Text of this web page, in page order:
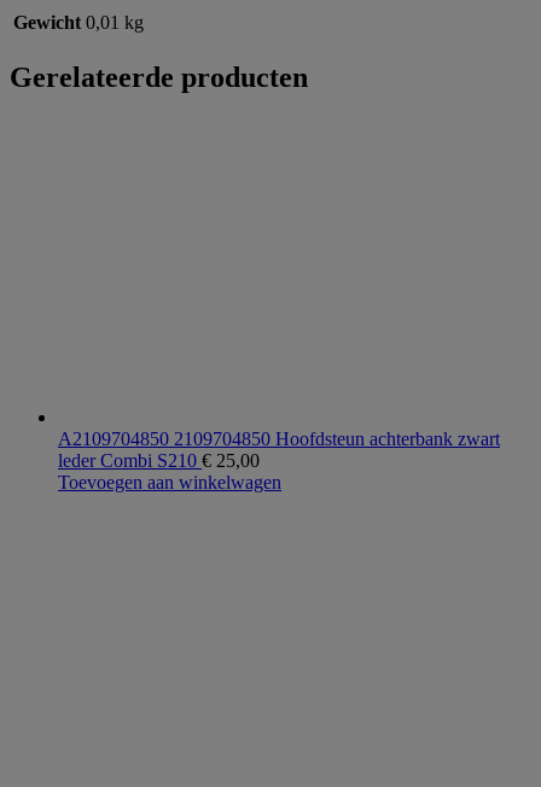
Gewicht 0,01 kg
Gerelateerde producten
A2109704850 2109704850 Hoofdsteun achterbank zwart
leder Combi S210 € 25,00
Toevoegen aan winkelwagen